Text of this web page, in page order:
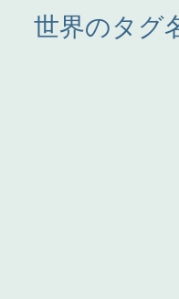
世界のタグ